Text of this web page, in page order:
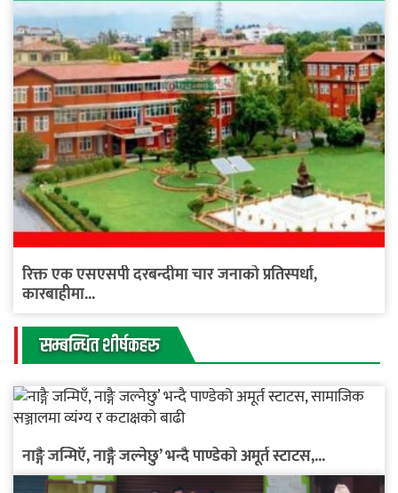
रिक्त एक एसएसपी दरबन्दीमा चार जनाको प्रतिस्पर्धा,
कारबाहीमा...
सम्बन्धित शीर्षकहरु
नाङ्गै जन्मिएँ, नाङ्गै जल्नेछु’ भन्दै पाण्डेको अमूर्त स्टाटस,...